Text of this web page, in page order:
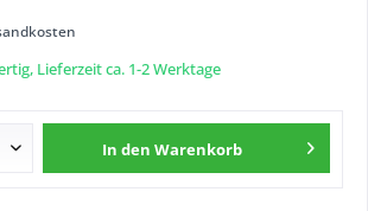
Lieferzeit ca. 1-2 Werktage
In den Warenkorb